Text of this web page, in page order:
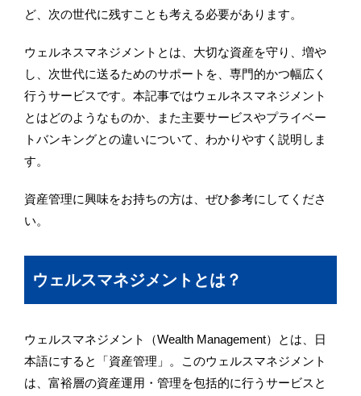
ど、次の世代に残すことも考える必要があります。
ウェルネスマネジメントとは、大切な資産を守り、増や
し、次世代に送るためのサポートを、専門的かつ幅広く
行うサービスです。本記事ではウェルネスマネジメント
とはどのようなものか、また主要サービスやプライベー
トバンキングとの違いについて、わかりやすく説明しま
す。
資産管理に興味をお持ちの方は、ぜひ参考にしてくださ
い。
ウェルスマネジメントとは？
ウェルスマネジメント（Wealth Management）とは、日
本語にすると「資産管理」。このウェルスマネジメント
は、富裕層の資産運用・管理を包括的に行うサービスと